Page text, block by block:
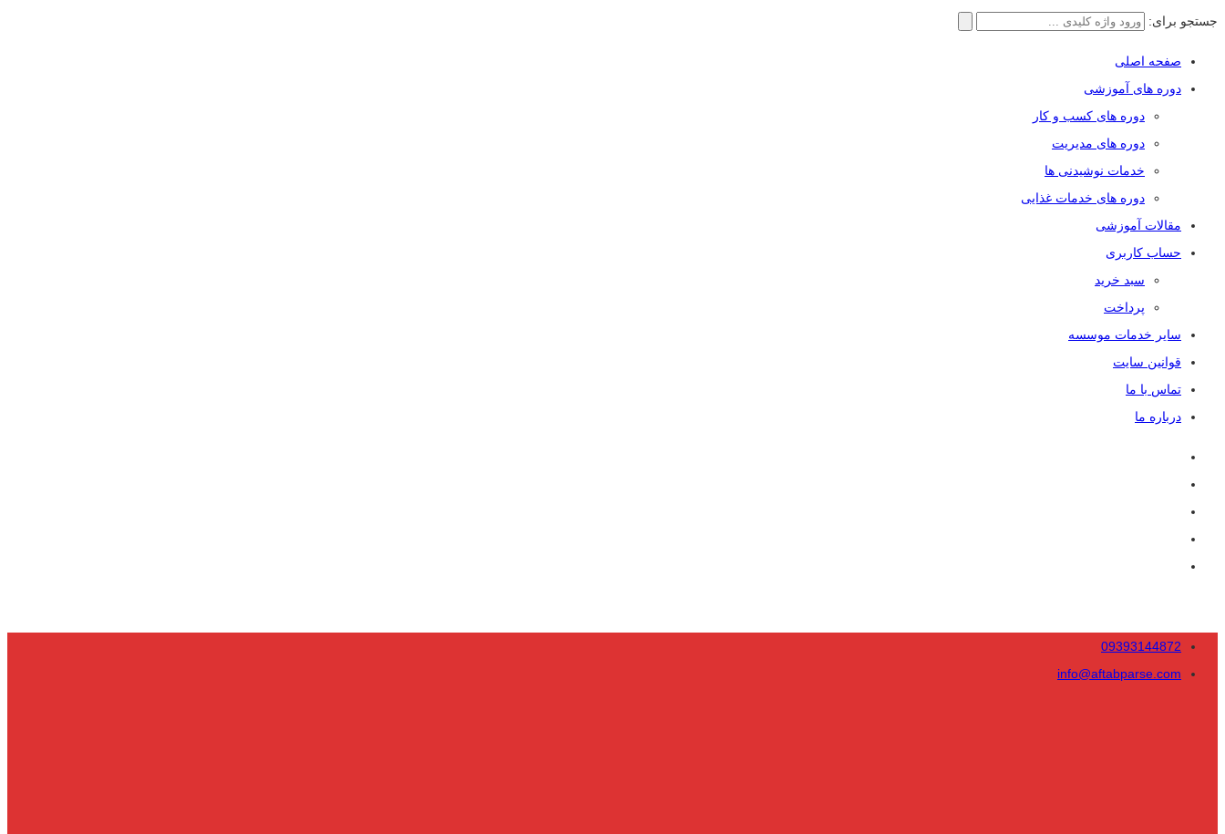
جستجو برای:
صفحه اصلی
دوره های آموزشی
دوره های کسب و کار
دوره های مدیریت
خدمات نوشیدنی ها
دوره های خدمات غذایی
مقالات آموزشی
حساب کاربری
سبد خرید
پرداخت
سایر خدمات موسسه
قوانین سایت
تماس با ما
درباره ما
09393144872
info@aftabparse.com